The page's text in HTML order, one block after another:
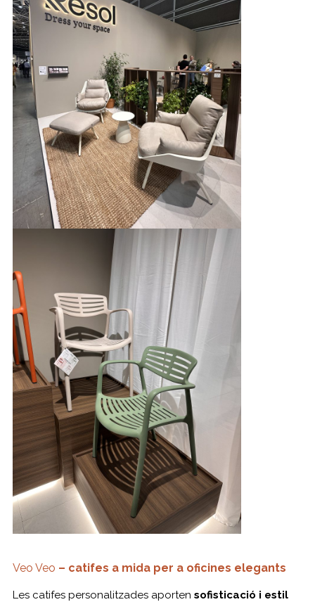
Veo Veo – catifes a mida per a oficines elegants
Les catifes personalitzades aporten sofisticació i estil